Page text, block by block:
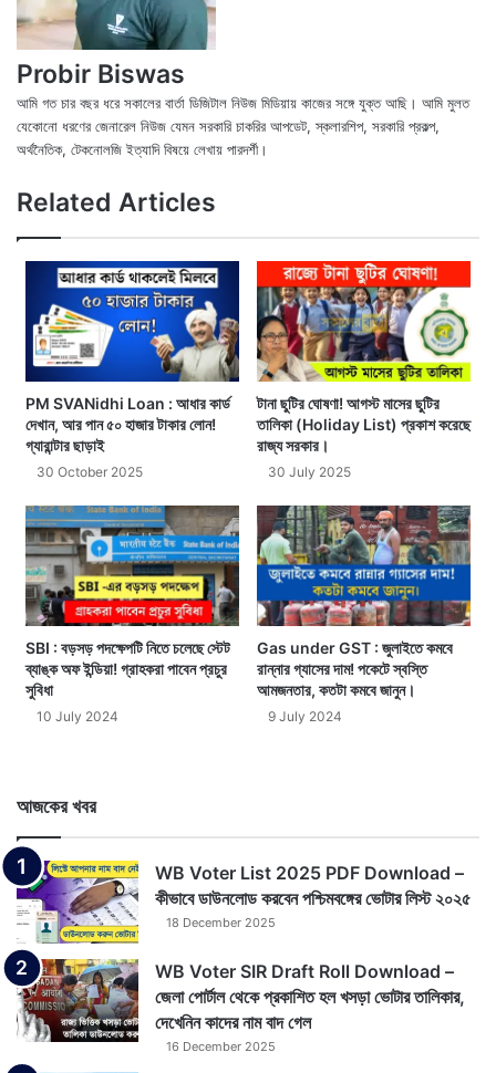
Probir Biswas
আমি গত চার বছর ধরে সকালের বার্তা ডিজিটাল নিউজ মিডিয়ায় কাজের সঙ্গে যুক্ত আছি। আমি মুলত
যেকোনো ধরণের জেনারেল নিউজ যেমন সরকারি চাকরির আপডেট, স্কলারশিপ, সরকারি প্রকল্প,
অর্থনৈতিক, টেকনোলজি ইত্যাদি বিষয়ে লেখায় পারদর্শী।
Related Articles
PM SVANidhi Loan : আধার কার্ড
দেখান, আর পান ৫০ হাজার টাকার লোন!
গ্যারান্টার ছাড়াই
30 October 2025
টানা ছুটির ঘোষণা! আগস্ট মাসের ছুটির
তালিকা (Holiday List) প্রকাশ করেছে
রাজ্য সরকার।
30 July 2025
SBI : বড়সড় পদক্ষেপটি নিতে চলেছে স্টেট
ব্যাঙ্ক অফ ইন্ডিয়া! গ্রাহকরা পাবেন প্রচুর
সুবিধা
10 July 2024
Gas under GST : জুলাইতে কমবে
রান্নার গ্যাসের দাম! পকেটে স্বস্তি
আমজনতার, কতটা কমবে জানুন।
9 July 2024
আজকের খবর
WB Voter List 2025 PDF Download –
কীভাবে ডাউনলোড করবেন পশ্চিমবঙ্গের ভোটার লিস্ট ২০২৫
18 December 2025
WB Voter SIR Draft Roll Download –
জেলা পোর্টাল থেকে প্রকাশিত হল খসড়া ভোটার তালিকার,
দেখেনিন কাদের নাম বাদ গেল
16 December 2025